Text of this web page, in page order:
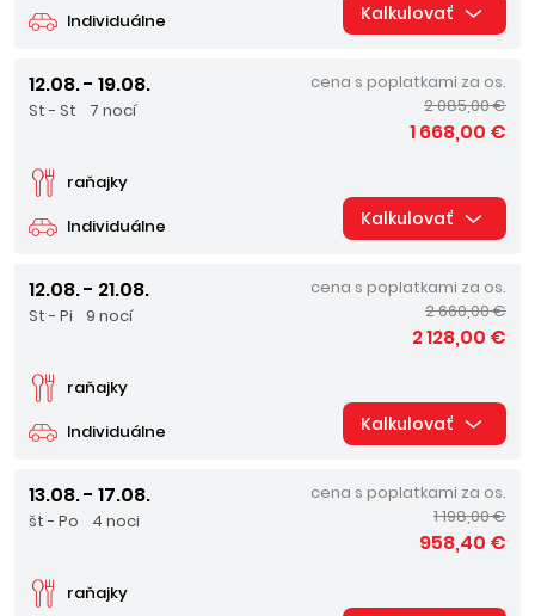
Individuálne Kalkulovať
12.08. - 19.08.
St - St 7 nocí
Individuálne
raňajky
cena s poplatkami za os.
2 085,00 €
1 668,00 €
Kalkulovať
12.08. - 21.08.
St - Pi 9 nocí
Individuálne
raňajky
cena s poplatkami za os.
2 660,00 €
2 128,00 €
Kalkulovať
13.08. - 17.08.
št - Po 4 noci
raňajky
cena s poplatkami za os.
1 198,00 €
958,40 €